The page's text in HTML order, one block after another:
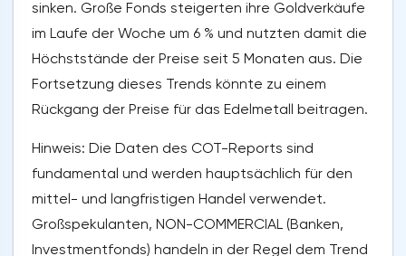
sinken. Große Fonds steigerten ihre Goldverkäufe
im Laufe der Woche um 6 % und nutzten damit die
Höchststände der Preise seit 5 Monaten aus. Die
Fortsetzung dieses Trends könnte zu einem
Rückgang der Preise für das Edelmetall beitragen.
Hinweis: Die Daten des COT-Reports sind
fundamental und werden hauptsächlich für den
mittel- und langfristigen Handel verwendet.
Großspekulanten, NON-COMMERCIAL (Banken,
Investmentfonds) handeln in der Regel dem Trend